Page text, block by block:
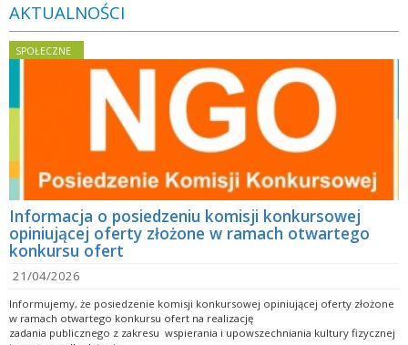
AKTUALNOŚCI
SPOŁECZNE
Informacja o posiedzeniu komisji konkursowej
opiniującej oferty złożone w ramach otwartego
konkursu ofert
21/04/2026
Informujemy, że posiedzenie komisji konkursowej opiniującej oferty złożone
w ramach otwartego konkursu ofert na realizację
zadania publicznego z zakresu wspierania i upowszechniania kultury fizycznej